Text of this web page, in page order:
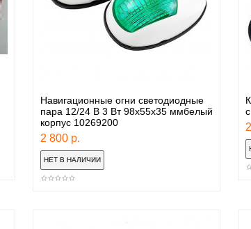
Навигационные огни светодиодные
пара 12/24 В 3 Вт 98х55х35 ммбелый
корпус 10269200
2 800 р.